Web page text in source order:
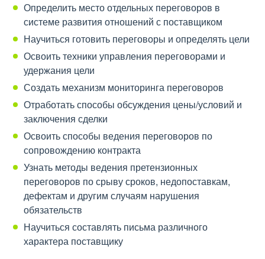
Определить место отдельных переговоров в
системе развития отношений с поставщиком
Научиться готовить переговоры и определять цели
Освоить техники управления переговорами и
удержания цели
Создать механизм мониторинга переговоров
Отработать способы обсуждения цены/условий и
заключения сделки
Освоить способы ведения переговоров по
сопровождению контракта
Узнать методы ведения претензионных
переговоров по срыву сроков, недопоставкам,
дефектам и другим случаям нарушения
обязательств
Научиться составлять письма различного
характера поставщику